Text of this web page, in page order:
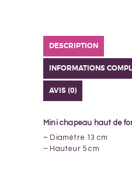
DESCRIPTION
INFORMATIONS
AVIS (0)
Mini chapeau haut de
– Diamètre 13 cm
– Hauteur 5 cm